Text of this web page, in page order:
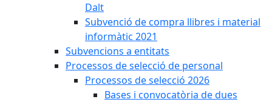
Dalt
Subvenció de compra llibres i material
informàtic 2021
Subvencions a entitats
Processos de selecció de personal
Processos de selecció 2026
Bases i convocatòria de dues